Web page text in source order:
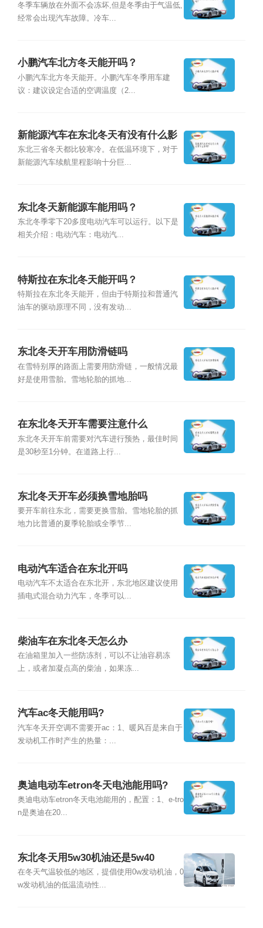
冬季车辆放在外面不会冻坏,但是冬季由于气温低,
经常会出现汽车故障。冷车...
小鹏汽车北方冬天能开吗？
小鹏汽车北方冬天能开。小鹏汽车冬季用车建
议：建议设定合适的空调温度（2...
新能源汽车在东北冬天有没有什么影
响？
东北三省冬天都比较寒冷。在低温环境下，对于
新能源汽车续航里程影响十分巨...
东北冬天新能源车能用吗？
东北冬季零下20多度电动汽车可以运行。以下是
相关介绍：电动汽车：电动汽...
特斯拉在东北冬天能开吗？
特斯拉在东北冬天能开，但由于特斯拉和普通汽
油车的驱动原理不同，没有发动...
东北冬天开车用防滑链吗
在雪特别厚的路面上需要用防滑链，一般情况最
好是使用雪胎。雪地轮胎的抓地...
在东北冬天开车需要注意什么
东北冬天开车前需要对汽车进行预热，最佳时间
是30秒至1分钟。在道路上行...
东北冬天开车必须换雪地胎吗
要开车前往东北，需要更换雪胎。雪地轮胎的抓
地力比普通的夏季轮胎或全季节...
电动汽车适合在东北开吗
电动汽车不太适合在东北开，东北地区建议使用
插电式混合动力汽车，冬季可以...
柴油车在东北冬天怎么办
在油箱里加入一些防冻剂，可以不让油容易冻
上，或者加凝点高的柴油，如果冻...
汽车ac冬天能用吗?
汽车冬天开空调不需要开ac：1、暖风百是来自于
发动机工作时产生的热量：...
奥迪电动车etron冬天电池能用吗?
奥迪电动车etron冬天电池能用的，配置：1、e-tro
n是奥迪在20...
东北冬天用5w30机油还是5w40
在冬天气温较低的地区，提倡使用0w发动机油，0
w发动机油的低温流动性...